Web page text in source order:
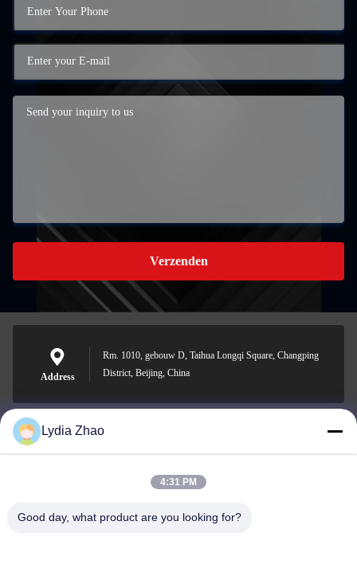
Verzenden
Address
Rm. 1010, gebouw D, Taihua Longqi Square, Changping
District, Beijing, China
jesingd@vip.sina.com
Lydia Zhao
4:31 PM
Good day, what product are you looking for?